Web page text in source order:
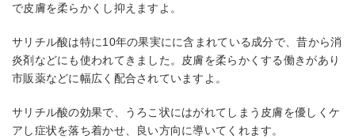
で皮膚を柔らかくし抑えますよ。
サリチル酸は特に10年の果実にに含まれている成分で、昔から消
炎剤などにも使われてきました。皮膚を柔らかくする働きがあり
市販薬などに幅広く配合されていますよ。
サリチル酸の効果で、うろこ状にはがれてしまう皮膚を優しくケ
アし症状を落ち着かせ、良い方向に導いてくれます。